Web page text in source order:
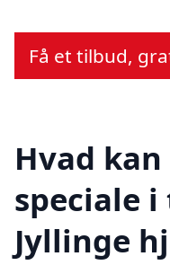
Få et tilbud,
Hvad
speciale
Jyllinge